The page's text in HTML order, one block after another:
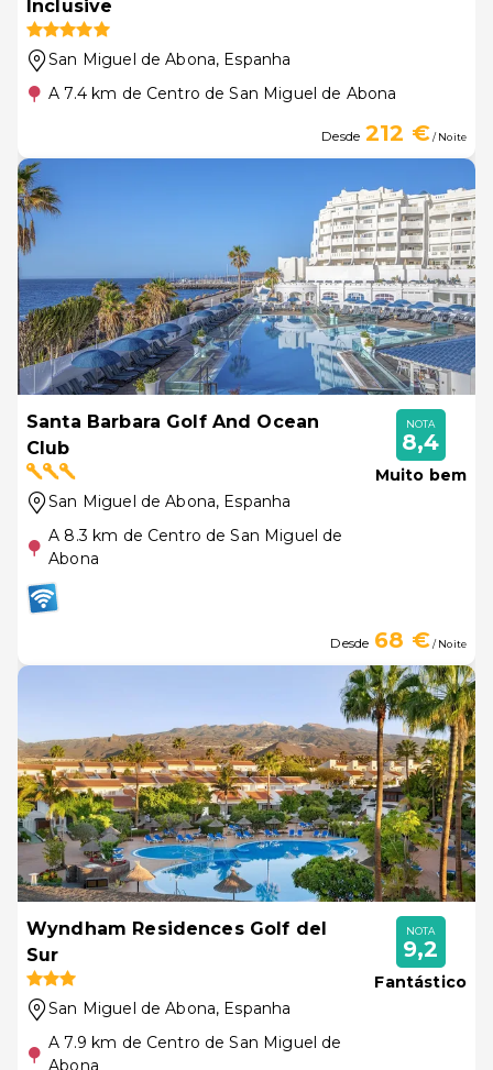
Inclusive
San Miguel de Abona, Espanha
A 7.4 km de Centro de San Miguel de Abona
Desde 212 €/ Noite
Santa Barbara Golf And Ocean
Club
San Miguel de Abona, Espanha
A 8.3 km de Centro de San Miguel de
Abona
NOTA
8,4
Muito bem
Desde 68 €/ Noite
Wyndham Residences Golf del
Sur
San Miguel de Abona, Espanha
A 7.9 km de Centro de San Miguel de
Abona
NOTA
9,2
Fantástico